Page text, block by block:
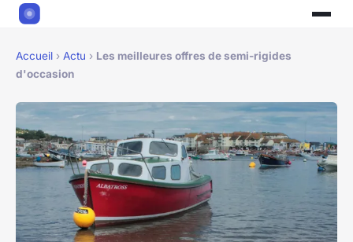
Accueil › Actu › Les meilleures offres de semi-rigides
d'occasion